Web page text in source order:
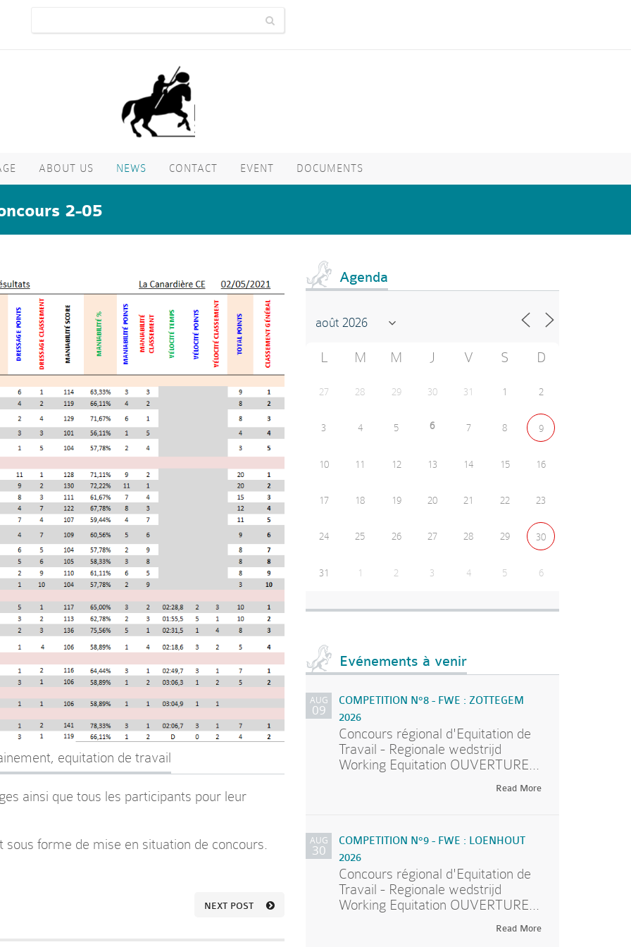
ABOUT US NEWS CONTACT EVENT DOCUMENTS
2-05
, equitation de travail
ainsi que tous les participants pour leur
forme de mise en situation de concours.
NEXT POST
Agenda
L M M J V S D
27 28 29 30 31 1 2
3 4 5 6 7 8 9
10 11 12 13 14 15 16
17 18 19 20 21 22 23
24 25 26 27 28 29 30
31 1 2 3 4 5 6
Evénements à venir
AUG
09
COMPETITION N°8 - FWE : ZOTTEGEM
2026
Concours régional d'Equitation de
Travail - Regionale wedstrijd
Working Equitation OUVERTURE...
Read More
AUG
30
COMPETITION N°9 - FWE : LOENHOUT
2026
Concours régional d'Equitation de
Travail - Regionale wedstrijd
Working Equitation OUVERTURE...
Read More